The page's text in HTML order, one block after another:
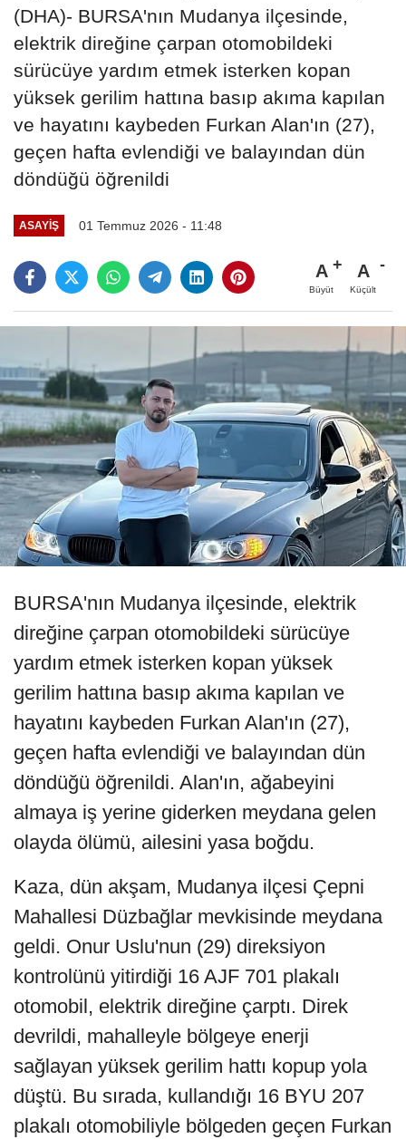
(DHA)- BURSA'nın Mudanya ilçesinde,
elektrik direğine çarpan otomobildeki
sürücüye yardım etmek isterken kopan
yüksek gerilim hattına basıp akıma kapılan
ve hayatını kaybeden Furkan Alan'ın (27),
geçen hafta evlendiği ve balayından dün
döndüğü öğrenildi
ASAYIŞ 01 Temmuz 2026 - 11:48
A
Büyüt
A
Küçült
BURSA'nın Mudanya ilçesinde, elektrik
direğine çarpan otomobildeki sürücüye
yardım etmek isterken kopan yüksek
gerilim hattına basıp akıma kapılan ve
hayatını kaybeden Furkan Alan'ın (27),
geçen hafta evlendiği ve balayından dün
döndüğü öğrenildi. Alan'ın, ağabeyini
almaya iş yerine giderken meydana gelen
olayda ölümü, ailesini yasa boğdu.
Kaza, dün akşam, Mudanya ilçesi Çepni
Mahallesi Düzbağlar mevkisinde meydana
geldi. Onur Uslu'nun (29) direksiyon
kontrolünü yitirdiği 16 AJF 701 plakalı
otomobil, elektrik direğine çarptı. Direk
devrildi, mahalleyle bölgeye enerji
sağlayan yüksek gerilim hattı kopup yola
düştü. Bu sırada, kullandığı 16 BYU 207
plakalı otomobiliyle bölgeden geçen Furkan